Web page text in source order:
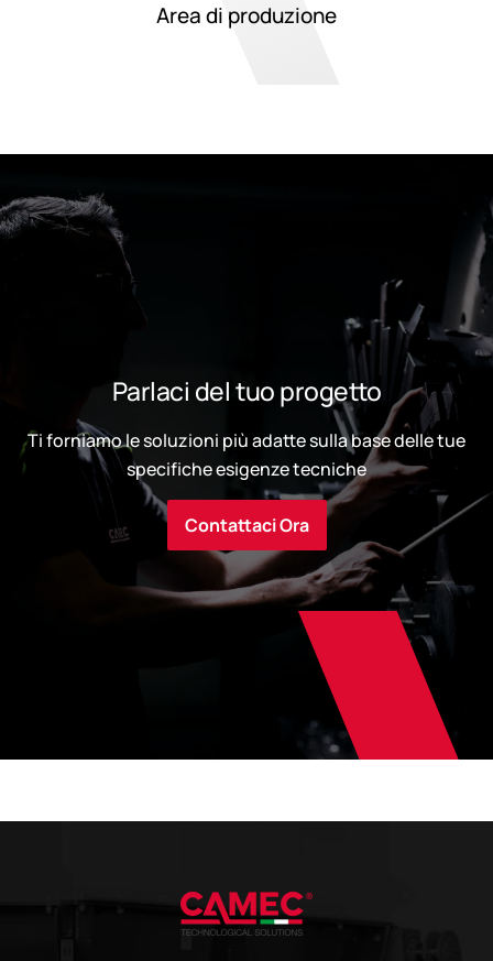
Area di produzione
Parlaci del tuo progetto
Ti forniamo le soluzioni più adatte sulla base delle tue
specifiche esigenze tecniche
Contattaci Ora